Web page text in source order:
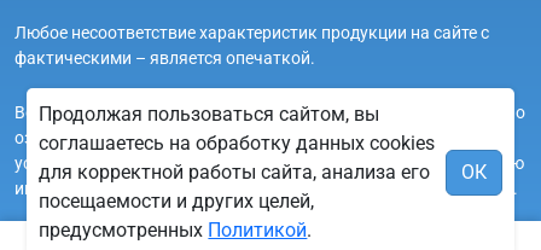
Любое несоответствие характеристик продукции на сайте с
фактическими – является опечаткой.
Вся информация на сайте region-korolev.ru носит исключительно
ознакомительный и справочный характер и ни при каких
условиях не является публичной офертой. Всю дополнительную
информацию можно узнать по телефонам указанным на сайте.
Продолжая пользоваться сайтом, вы
соглашаетесь на обработку данных cookies
для корректной работы сайта, анализа его
посещаемости и других целей,
предусмотренных Политикой.
ОК